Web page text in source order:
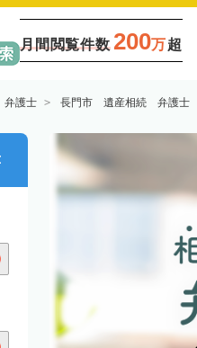
月間閲覧件数 200万超
護士 長門市 遺産相続 弁護士